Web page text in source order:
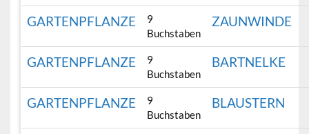
GARTENPFLANZE
9
Buchstaben
ZAUNWINDE
GARTENPFLANZE
9
Buchstaben
BARTNELKE
GARTENPFLANZE
9
Buchstaben
BLAUSTERN